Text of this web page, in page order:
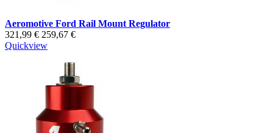
Aeromotive Ford Rail Mount Regulator
321,99 € 259,67 €
Quickview